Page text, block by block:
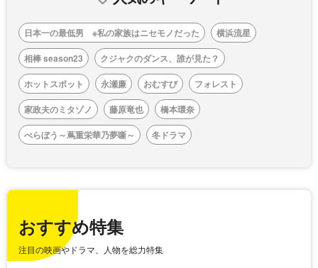
日本一の最低男 ※私の家族はニセモノだった
横浜流星
相棒 season23
クジャクのダンス、誰が見た？
ホットスポット
永瀬廉 おむすび
フォレスト
家政夫のミタゾノ
藤原竜也
橋本環奈
べらぼう～蔦重栄華乃夢噺～
冬ドラマ
おすすめ特集
注目の映画やドラマ、人物を総力特集